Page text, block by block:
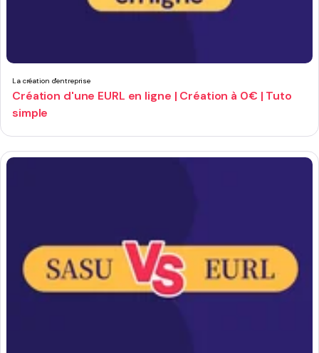
La création d'entreprise
Création d'une EURL en ligne | Création à 0€ | Tuto
simple